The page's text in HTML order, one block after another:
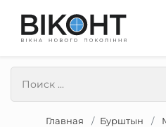
Главная Бурштын